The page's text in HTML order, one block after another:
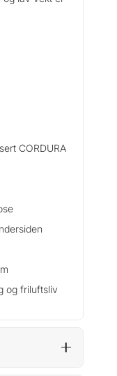
CORDURA
og friluftsliv